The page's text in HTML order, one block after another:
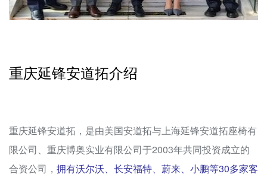
重庆延锋安道拓介绍
重庆延锋安道拓，是由美国安道拓与上海延锋安道拓座椅有
限公司、重庆博奥实业有限公司于2003年共同投资成立的
合资公司， 拥有沃尔沃、长安福特、蔚来、小鹏等30多家客